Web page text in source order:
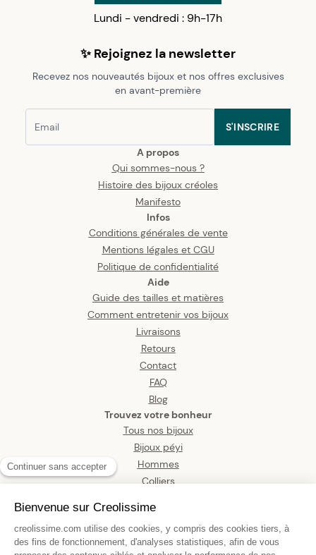
A propos
Qui sommes-nous ?
Histoire des bijoux créoles
Manifesto
Infos
Conditions générales de vente
Mentions légales et CGU
Politique de confidentialité
Aide
Guide des tailles et matières
Comment entretenir vos bijoux
Livraisons
Retours
Contact
FAQ
Blog
Trouvez votre bonheur
Tous nos bijoux
Bijoux péyi
Hommes
Colliers
Bracelets
Pendentifs
Bagues
Lundi - vendredi : 9h-17h
✨ Rejoignez la newsletter
Recevez nos nouveautés bijoux et nos offres exclusives
en avant-première
S'INSCRIRE